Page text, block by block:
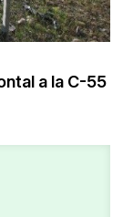
a la C-55